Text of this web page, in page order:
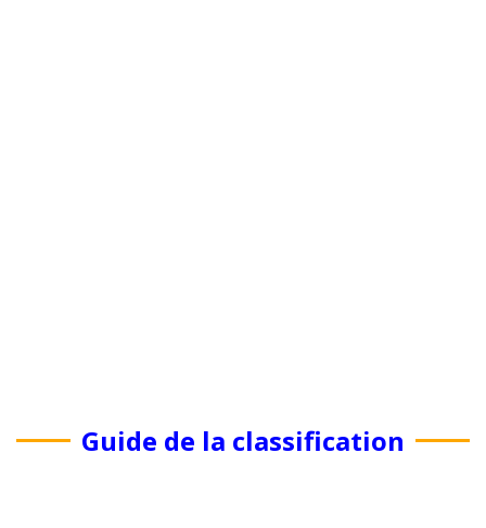
Guide de la classification